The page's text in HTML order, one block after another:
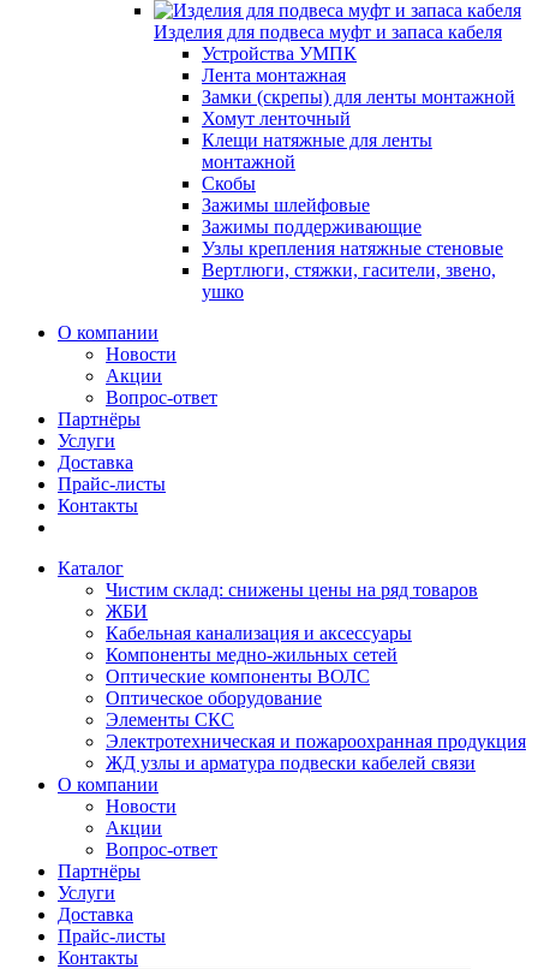
Изделия для подвеса муфт и запаса кабеля
Устройства УМПК
Лента монтажная
Замки (скрепы) для ленты монтажной
Хомут ленточный
Клещи натяжные для ленты
монтажной
Скобы
Зажимы шлейфовые
Зажимы поддерживающие
Узлы крепления натяжные стеновые
Вертлюги, стяжки, гасители, звено,
ушко
О компании
Новости
Акции
Вопрос-ответ
Партнёры
Услуги
Доставка
Прайс-листы
Контакты
Каталог
Чистим склад: снижены цены на ряд товаров
ЖБИ
Кабельная канализация и аксессуары
Компоненты медно-жильных сетей
Оптические компоненты ВОЛС
Оптическое оборудование
Элементы СКС
Электротехническая и пожароохранная продукция
ЖД узлы и арматура подвески кабелей связи
О компании
Новости
Акции
Вопрос-ответ
Партнёры
Услуги
Доставка
Прайс-листы
Контакты